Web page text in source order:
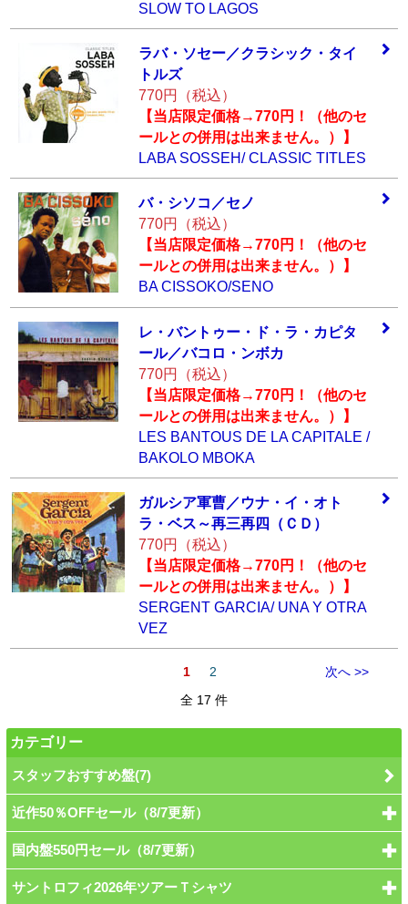
SLOW TO LAGOS
ラバ・ソセー／クラシック・タイ
ト ルズ
770円（税込）
【当店限定価格→770円！（他のセ
ールとの併用は出来ません。）】
LABA SOSSEH/ CLASSIC TITLES
バ・シソコ／セノ
770円（税込）
【当店限定価格→770円！（他のセ
ールとの併用は出来ません。）】
BA CISSOKO/SENO
レ・バントゥー・
ド・ラ・カピタ
ール／バコロ・ンボカ
770円（税込）
【当店限定価格→770円！（他のセ
ールとの併用は出来ません。）】
LES BANTOUS DE LA CAPITALE /
BAKOLO MBOKA
ガルシア軍曹／ウナ・イ・オト
ラ・ ベス～再三再四（ ＣＤ）
770円（税込）
【当店限定価格→770円！（他のセ
ールとの併用は出来ません。）】
SERGENT GARCIA/ UNA Y OTRA
VEZ
1 2
次へ >>
全 17 件
カテゴリー
スタッフおすすめ盤(7)
近作50％OFFセール（8/7更新）
国内盤550円セール（8/7更新）
サントロフィ2026年ツアーＴシャツ